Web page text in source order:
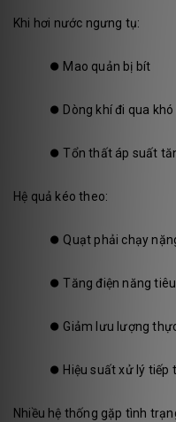
Khi hơi nước ngưng tụ:
⏺️ Mao quản bị bít
⏺️ Dòng khí đi qua khó
⏺️Tổn thất áp suất
Hệ quả kéo theo:
⏺️ Quạt phải chạy
⏺️Tăng điện năng
⏺️ Giảm lưu lượng
⏺️ Hiệu suất xử lý tiếp
Nhiều hệ thống gặp tình